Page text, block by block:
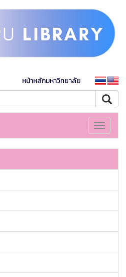
หน้าหลักมหาวิทยาลัย
Toggle